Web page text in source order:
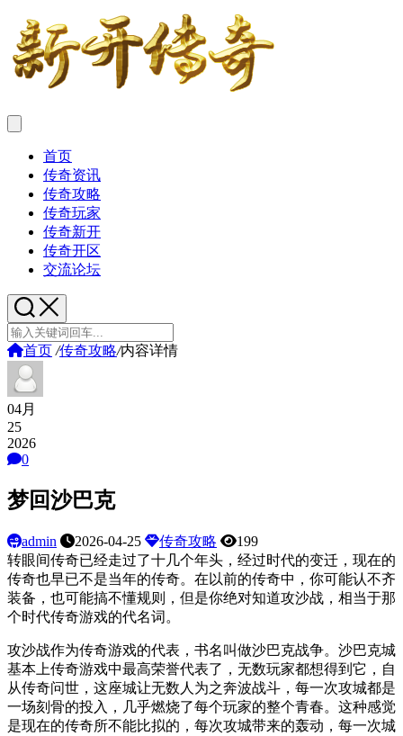
首页
传奇资讯
传奇攻略
传奇玩家
传奇新开
传奇开区
交流论坛
首页 /传奇攻略/内容详情
04月
25
2026
0
梦回沙巴克
admin 2026-04-25 传奇攻略
199
转眼间传奇已经走过了十几个年头，经过时代的变迁，现在的
传奇也早已不是当年的传奇。在以前的传奇中，你可能认不齐
装备，也可能搞不懂规则，但是你绝对知道攻沙战，相当于那
个时代传奇游戏的代名词。
攻沙战作为传奇游戏的代表，书名叫做沙巴克战争。沙巴克城
基本上传奇游戏中最高荣誉代表了，无数玩家都想得到它，自
从传奇问世，这座城让无数人为之奔波战斗，每一次攻城都是
一场刻骨的投入，几乎燃烧了每个玩家的整个青春。这种感觉
是现在的传奇所不能比拟的，每次攻城带来的轰动，每一次城